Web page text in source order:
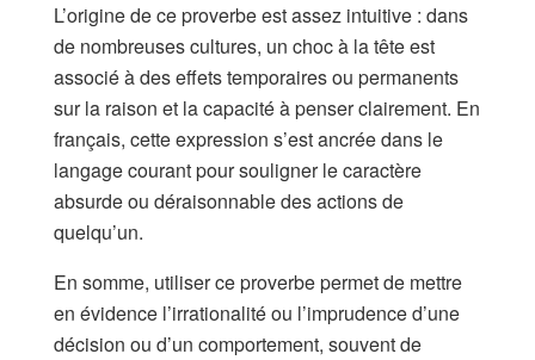
L’origine de ce proverbe est assez intuitive : dans
de nombreuses cultures, un choc à la tête est
associé à des effets temporaires ou permanents
sur la raison et la capacité à penser clairement. En
français, cette expression s’est ancrée dans le
langage courant pour souligner le caractère
absurde ou déraisonnable des actions de
quelqu’un.
En somme, utiliser ce proverbe permet de mettre
en évidence l’irrationalité ou l’imprudence d’une
décision ou d’un comportement, souvent de